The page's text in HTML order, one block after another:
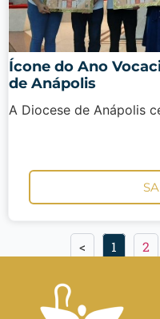
Ícone do Ano
de Anápolis
A Diocese de Anápolis
< 1 2